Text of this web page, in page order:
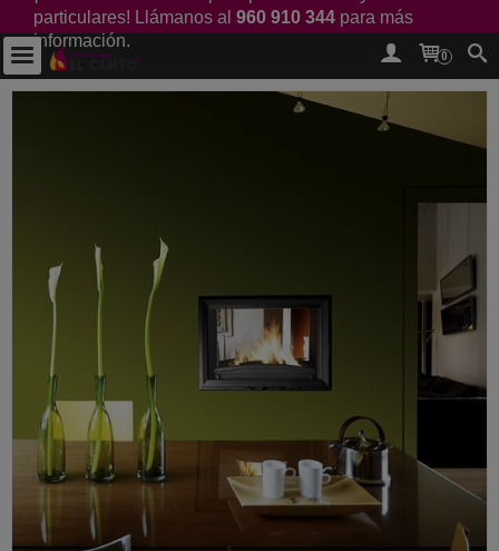
particulares! Llámanos al 960 910 344 para más
información.
0